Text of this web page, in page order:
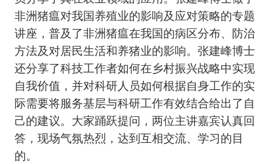
非洲猪瘟对我国养殖业的影响及应对策略的专题
讲座，普及了非洲猪瘟在我国的病区分布、防治
方法及对居民生活和养猪业的影响。张建峰博士
还分享了科技工作者如何在乡村振兴战略中实现
自我价值，并对科研人员如何根据自身工作的实
际需要将服务基层与科研工作有效结合给出了自
己的建议。大家踊跃提问，两位主讲嘉宾认真回
答，现场气氛热烈，达到互相交流、学习的目
的。